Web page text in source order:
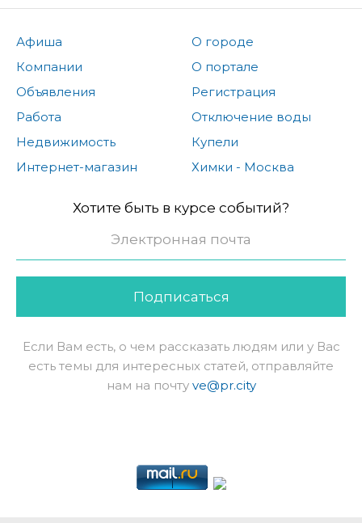
Афиша
Компании
Объявления
Работа
Недвижимость
Интернет-магазин
О городе
О портале
Регистрация
Отключение воды
Купели
Химки - Москва
Хотите быть в курсе событий?
Подписаться
Если Вам есть, о чем рассказать людям или у Вас
есть темы для интересных статей, отправляйте
нам на почту ve@pr.city